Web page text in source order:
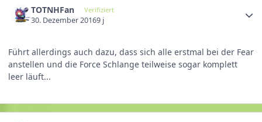
TOTNHFan Verifiziert
30. Dezember 20169 j
Führt allerdings auch dazu, dass sich alle erstmal bei der Fear
anstellen und die Force Schlange teilweise sogar komplett
leer läuft...